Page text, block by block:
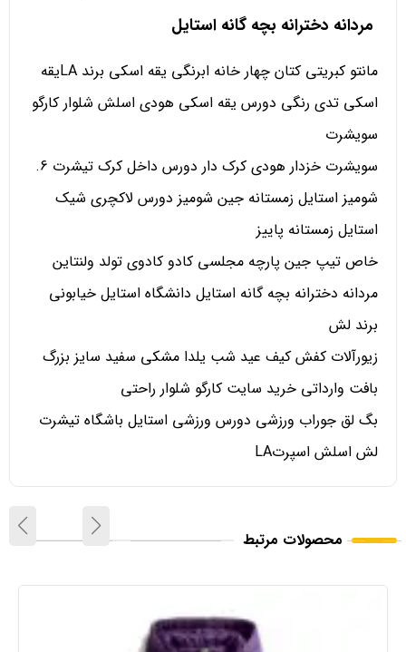
مردانه دخترانه بچه گانه استایل
مانتو کبریتی کتان چهار خانه ابرنگی یقه اسکی برند LAیقه
اسکی تدی رنگی دورس یقه اسکی هودی اسلش شلوار کارگو
سویشرت
سویشرت خزدار هودی کرک دار دورس داخل کرک تیشرت 6.
شومیز استایل زمستانه جین شومیز دورس لاکچری شیک
استایل زمستانه پاییز
خاص تیپ جین پارچه مجلسی کادو کادوی تولد ولنتاین
مردانه دخترانه بچه گانه استایل دانشگاه استایل خیابونی
برند لش
زیورآلات کفش کیف عید شب یلدا مشکی سفید سایز بزرگ
بافت وارداتی خرید سایت کارگو شلوار راحتی
بگ لق جوراب ورزشی دورس ورزشی استایل باشگاه تیشرت
لش اسلش اسپرتLA
محصولات مرتبط